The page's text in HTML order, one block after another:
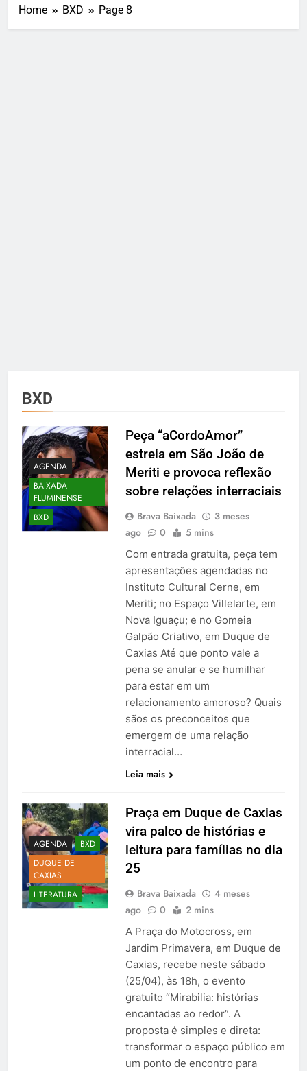
Home BXD Page 8
BXD
AGENDA
BAIXADA
FLUMINENSE
BXD
Peça “aCordoAmor”
estreia em São João de
Meriti e provoca reflexão
sobre relações interraciais
Brava Baixada
3 meses
ago
0 5 mins
Com entrada gratuita, peça tem
apresentações agendadas no
Instituto Cultural Cerne, em
Meriti; no Espaço Villelarte, em
Nova Iguaçu; e no Gomeia
Galpão Criativo, em Duque de
Caxias Até que ponto vale a
pena se anular e se humilhar
para estar em um
relacionamento amoroso? Quais
sãos os preconceitos que
emergem de uma relação
interracial…
Leia mais
AGENDA
BXD
DUQUE DE
CAXIAS
LITERATURA
Praça em Duque de Caxias
vira palco de histórias e
leitura para famílias no dia
25
Brava Baixada
4 meses
ago
0 2 mins
A Praça do Motocross, em
Jardim Primavera, em Duque de
Caxias, recebe neste sábado
(25/04), às 18h, o evento
gratuito “Mirabilia: histórias
encantadas ao redor”. A
proposta é simples e direta:
transformar o espaço público em
um ponto de encontro para